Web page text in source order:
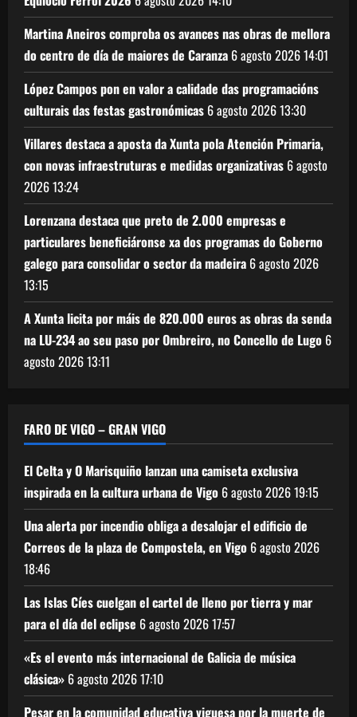
Martina Aneiros comproba os avances nas obras de mellora
do centro de día de maiores de Caranza 6 agosto 202614:01
López Campos pon en valor a calidade das programacións
culturais das festas gastronómicas 6 agosto 202613:30
Villares destaca a aposta da Xunta pola Atención Primaria,
con novas infraestruturas e medidas organizativas 6 agosto
202613:24
Lorenzana destaca que preto de 2.000 empresas e
particulares beneficiáronse xa dos programas do Goberno
galego para consolidar o sector da madeira 6 agosto 2026
13:15
A Xunta licita por máis de 820.000 euros as obras da senda
na LU-234 ao seu paso por Ombreiro, no Concello de Lugo 6
agosto 202613:11
FARO DE VIGO – GRAN VIGO
El Celta y O Marisquiño lanzan una camiseta exclusiva
inspirada en la cultura urbana de Vigo 6 agosto 202619:15
Una alerta por incendio obliga a desalojar el edificio de
Correos de la plaza de Compostela, en Vigo 6 agosto 2026
18:46
Las Islas Cíes cuelgan el cartel de lleno por tierra y mar
para el día del eclipse 6 agosto 202617:57
«Es el evento más internacional de Galicia de música
clásica» 6 agosto 202617:10
Pesar en la comunidad educativa viguesa por la muerte de